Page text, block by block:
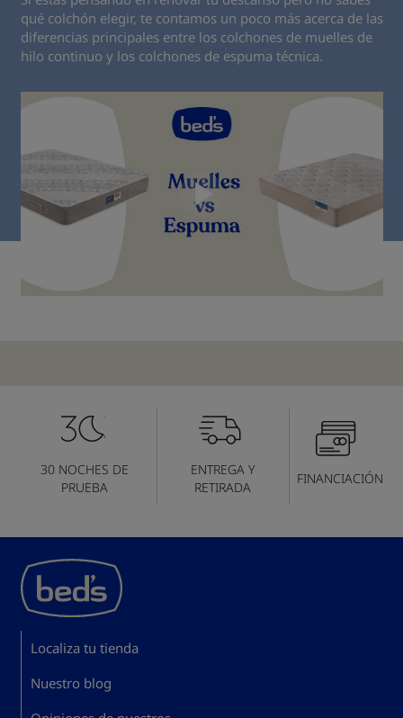
qué colchón elegir, te contamos un poco más acerca de las
diferencias principales entre los colchones de muelles de
hilo continuo y los colchones de espuma técnica.
30 NOCHES DE
PRUEBA
ENTREGA Y
RETIRADA
FINANCIACIÓN
Localiza tu tienda
Nuestro blog